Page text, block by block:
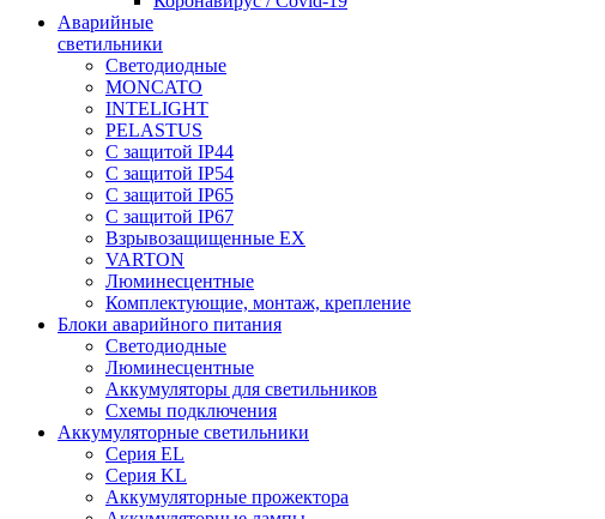
Аварийные
светильники
Светодиодные
MONCATO
INTELIGHT
PELASTUS
С защитой IP44
С защитой IP54
С защитой IP65
С защитой IP67
Взрывозащищенные EX
VARTON
Люминесцентные
Комплектующие, монтаж, крепление
Блоки аварийного питания
Светодиодные
Люминесцентные
Аккумуляторы для светильников
Схемы подключения
Аккумуляторные светильники
Серия EL
Серия KL
Аккумуляторные прожектора